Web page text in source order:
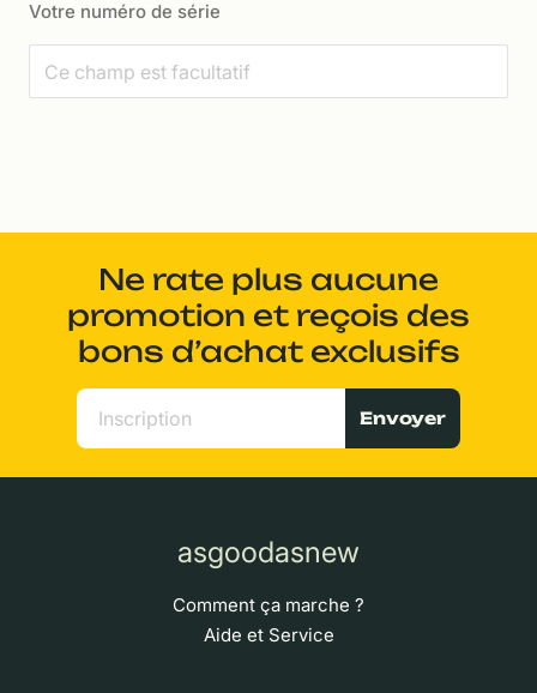
Votre numéro de série
Ne rate plus aucune
promotion et reçois des
bons d’achat exclusifs
Envoyer
asgoodasnew
Comment ça marche ?
Aide et Service